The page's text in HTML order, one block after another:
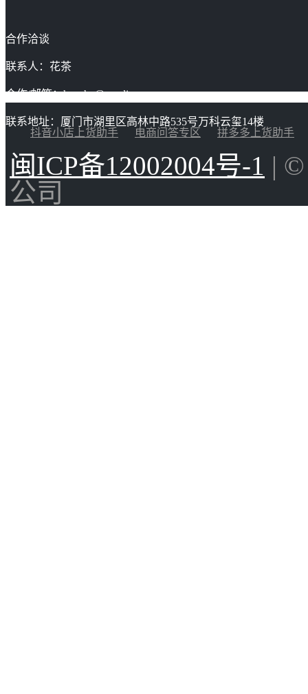
合作洽谈
联系人：花茶
合作/邮箱：huacha@gaoding.com
联系地址：厦门市湖里区高林中路535号万科云玺14楼
抖音小店上货助手
电商问答专区 拼多多上货助手
闽ICP备12002004号-1 |
公司